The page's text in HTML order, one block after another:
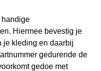
Hiermee bevestig je
je kleding en daarbij
gedurende de
gedoe met